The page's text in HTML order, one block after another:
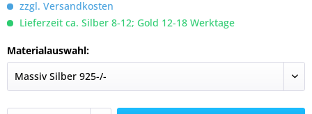
zzgl. Versandkosten
Lieferzeit ca. Silber 8-12; Gold 12-18 Werktage
Materialauswahl: